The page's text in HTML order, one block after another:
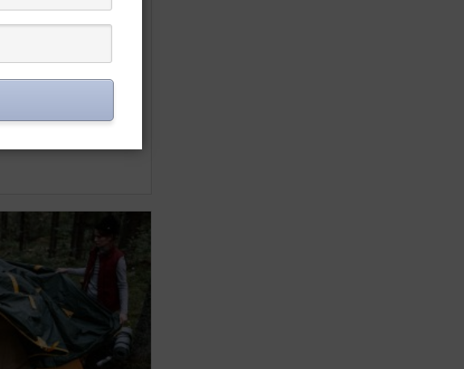
suka makan mi?
siapa saja ingin
punya merek mi
terkenal hingga
kamu tahu nggak